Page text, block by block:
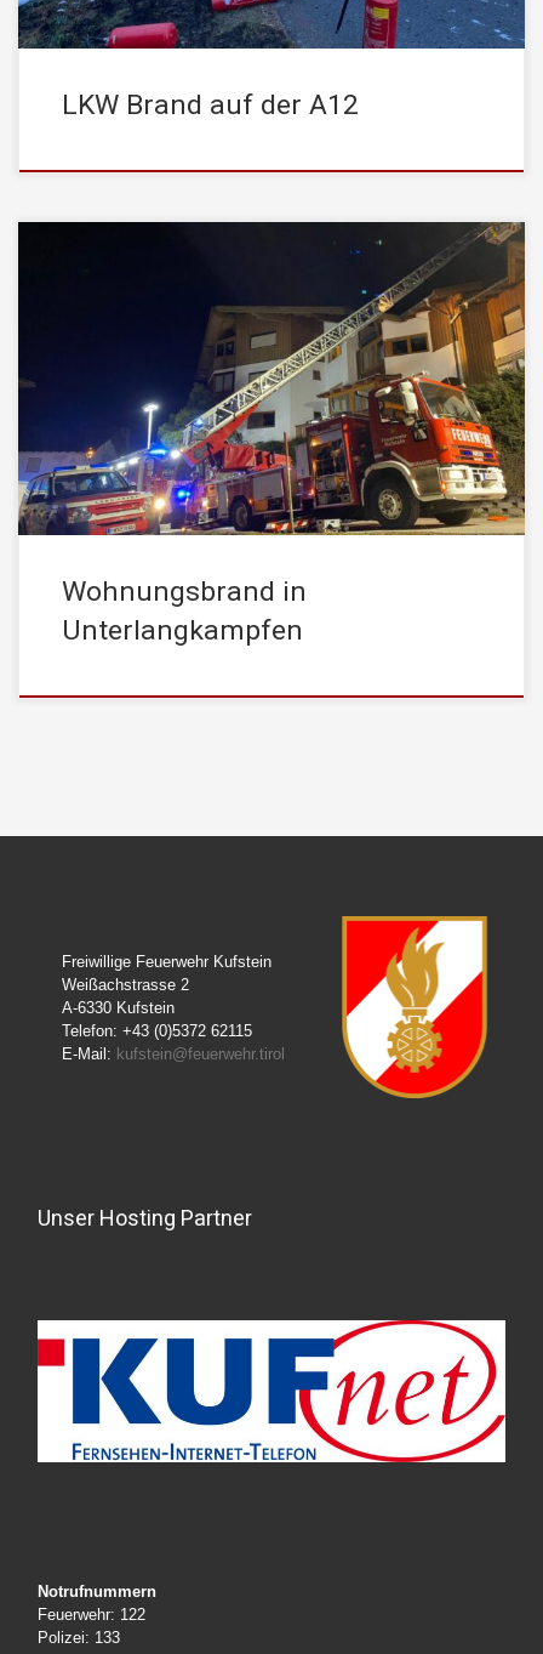
LKW Brand auf der A12
STADTFEUERWEHR Kufstein kurz nach Mitternacht von der
Leitstelle Tirol mit dem Einsatzstichwort „Brand Mehrfamilienhaus
Stockwerk“ zur Nachbarschaftshilfe nach Unterlangkampfen
alarmiert. Im Dorfzentrum stand die Fassade und teilweise der
Eingangsbereich einer Wohnung in einem Mehrfamilienhaus in
Brand. Die STADTFEUERWEHR Kufstein unterstütze den
Einsatz […]
Wohnungsbrand in
Unterlangkampfen
Freiwillige Feuerwehr Kufstein
Weißachstrasse 2
A-6330 Kufstein
Telefon: +43 (0)5372 62115
E-Mail: kufstein@feuerwehr.tirol
Unser Hosting Partner
Notrufnummern
Feuerwehr: 122
Polizei: 133